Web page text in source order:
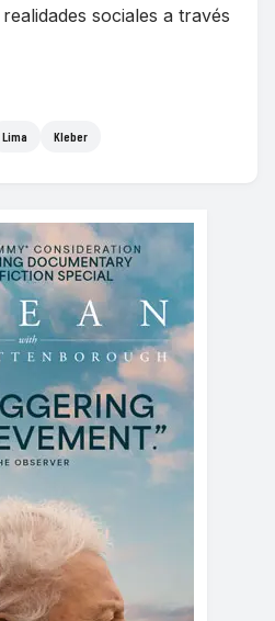
sociales a través
Lima Kleber